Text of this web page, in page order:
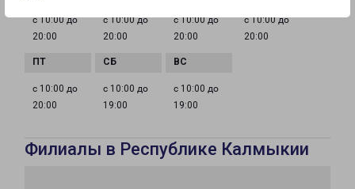
с 10:00 до
20:00
с 10:00 до
20:00
с 10:00 до
20:00
с 10:00 до
20:00
с 10:00 до
20:00
с 10:00 до
19:00
с 10:00 до
19:00
Филиалы в Республике Калмыкии